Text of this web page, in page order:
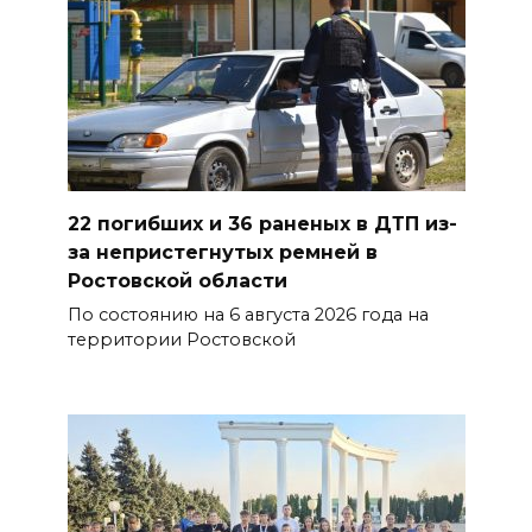
В Ростовской области
ликвидировали 16
техногенных пожаров и 30
возгораний растительности
08 августа 2026 10:35
В Ростовской области
объявили штормовое
предупреждение из-за
08 августа 2026 09:32
Азовского моря сбили
вражеские БПЛА
08 августа 2026 09:29
22 погибших и 36 раненых в ДТП из-
за непристегнутых ремней в
Ростовской области
По состоянию на 6 августа 2026 года на
территории Ростовской